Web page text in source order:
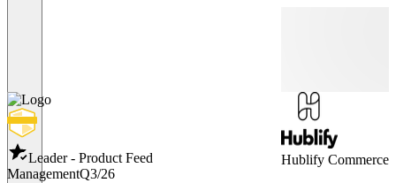
Leader - Product Feed
ManagementQ3/26
Hublify Commerce